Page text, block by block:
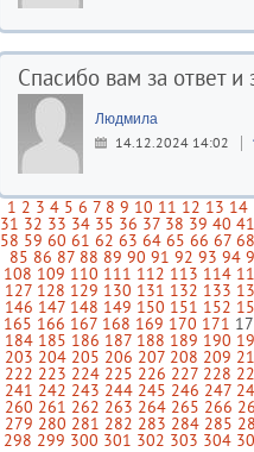
Спасибо вам за ответ и
Людмила
14.12.2024 14:02
1 2 3 4 5 6 7 8 9 10 11 12 13 14
31 32 33 34 35 36 37 38 39 40
58 59 60 61 62 63 64 65 66 67 68
85 86 87 88 89 90 91 92 93 94
108 109 110 111 112 113 114
127 128 129 130 131 132 133
146 147 148 149 150 151 152
165 166 167 168 169 170 171
184 185 186 187 188 189 190
203 204 205 206 207 208 209
222 223 224 225 226 227 228
241 242 243 244 245 246 247
260 261 262 263 264 265 266
279 280 281 282 283 284 285
298 299 300 301 302 303 304